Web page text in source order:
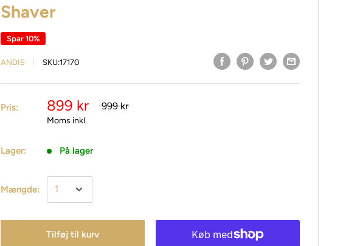
Shaver
Spar 10%
ANDIS SKU:17170
Pris: 899 kr 999 kr
Moms inkl.
Lager: På lager
Mængde:
Tilføj til kurv